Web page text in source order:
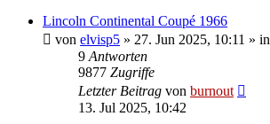
Lincoln Continental Coupé 1966
von elvisp5 » 27. Jun 2025, 10:11 » in
9 Antworten
9877 Zugriffe
Letzter Beitrag von burnout
13. Jul 2025, 10:42